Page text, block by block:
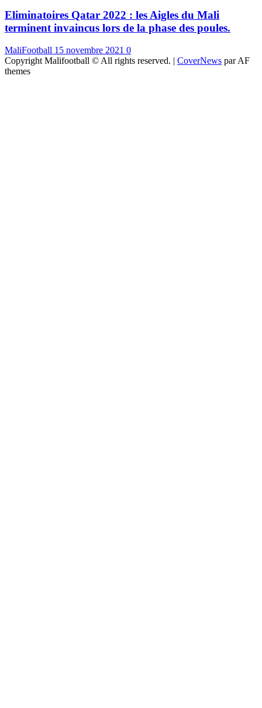
Eliminatoires Qatar 2022 : les Aigles du Mali
terminent invaincus lors de la phase des poules.
MaliFootball 15 novembre 2021 0
Copyright Malifootball © All rights reserved. | CoverNews par AF
themes